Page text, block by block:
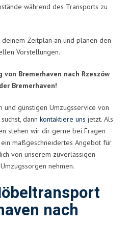
während des Transports zu
Zeitplan an und planen den
Vorstellungen.
Bremerhaven nach Rzeszów
Bremerhaven!
und günstigen Umzugsservice von
dann kontaktiere uns jetzt. Als
stehen wir dir gerne bei Fragen
maßgeschneidertes Angebot für
von unserem zuverlässigen
nehmen.
nach